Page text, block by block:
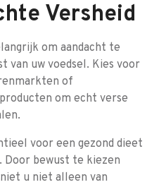
Versheid
om aandacht te
van uw voedsel. Kies voor
of
om echt verse
voor een gezond dieet
bewust te kiezen
u niet alleen van